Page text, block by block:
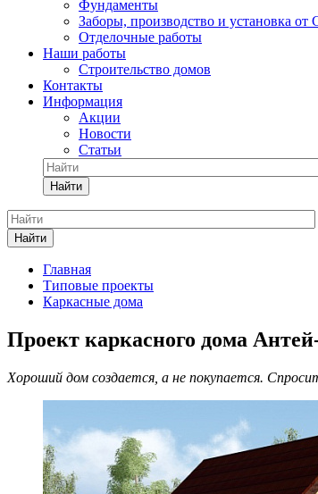
Фундаменты
Заборы, производство и установка
Отделочные работы
Наши работы
Строительство домов
Контакты
Информация
Акции
Новости
Статьи
Найти
Найти
Главная
Типовые проекты
Каркасные дома
Проект каркасного дома
Хороший дом создается, а не покупается.